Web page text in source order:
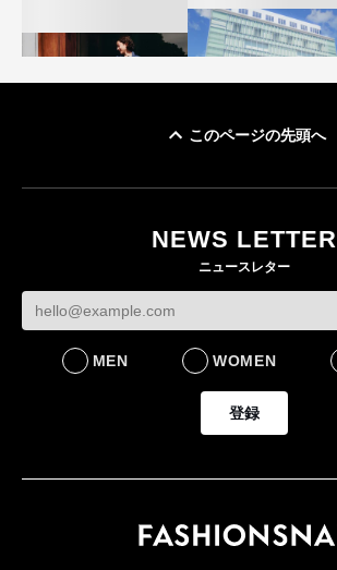
ケットなど7型を発売
FASHION
FASHION
このページの先頭へ
NEWS LETTER
ニュースレター
MEN WOMEN
登録